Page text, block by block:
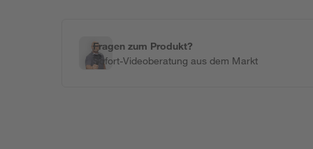
Fragen zum Produkt?
Sofort-Videoberatung aus dem Markt